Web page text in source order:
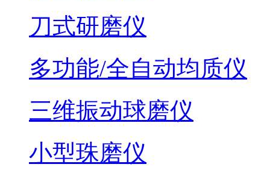
刀式研磨仪
多功能/全自动均质仪
三维振动球磨仪
小型珠磨仪